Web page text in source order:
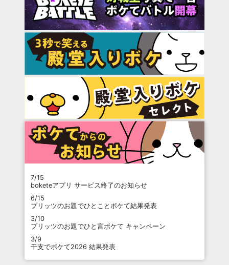
7/15
boketeアプリ サービス終了のお知らせ
6/15
プリッツのお題でひとことボケて結果発表
3/10
プリッツのお題でひと言ボケて キャンペーン
3/9
干支でボケて2026 結果発表